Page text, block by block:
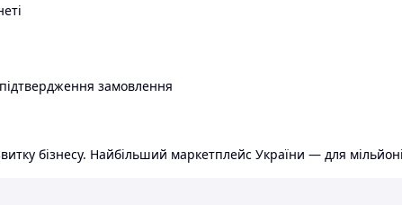
замовлення
бізнесу. Найбільший маркетплейс України — для